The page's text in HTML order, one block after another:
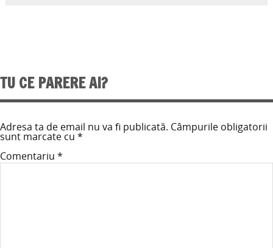
TU CE PARERE AI?
Adresa ta de email nu va fi publicată. Câmpurile obligatorii
sunt marcate cu *
Comentariu *